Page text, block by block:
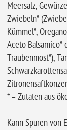
Meersalz,
Zwiebeln*
Kümmel*,
Aceto Balsamico*
Traubenmost*),
* = Zutaten aus
Kann Spuren von